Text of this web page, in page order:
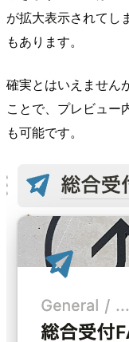
が拡大表示されてし
もあります。
確実とはいえません
ことで、プレビュー
も可能です。